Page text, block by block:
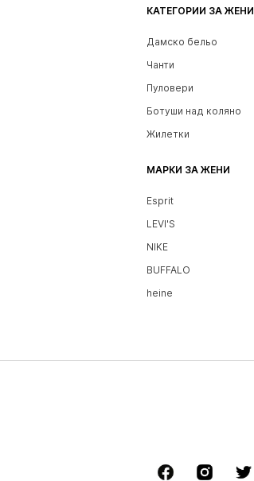
КАТЕГОРИИ ЗА ЖЕНИ
Дамско бельо
Чанти
Пуловери
Ботуши над коляно
Жилетки
МАРКИ ЗА ЖЕНИ
Esprit
LEVI'S
NIKE
BUFFALO
heine